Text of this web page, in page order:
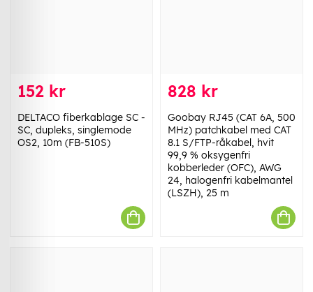
152 kr
DELTACO fiberkablage SC -
SC, dupleks, singlemode
OS2, 10m (FB-510S)
828 kr
Goobay RJ45 (CAT 6A, 500
MHz) patchkabel med CAT
8.1 S/FTP-råkabel, hvit
99,9 % oksygenfri
kobberleder (OFC), AWG
24, halogenfri kabelmantel
(LSZH), 25 m